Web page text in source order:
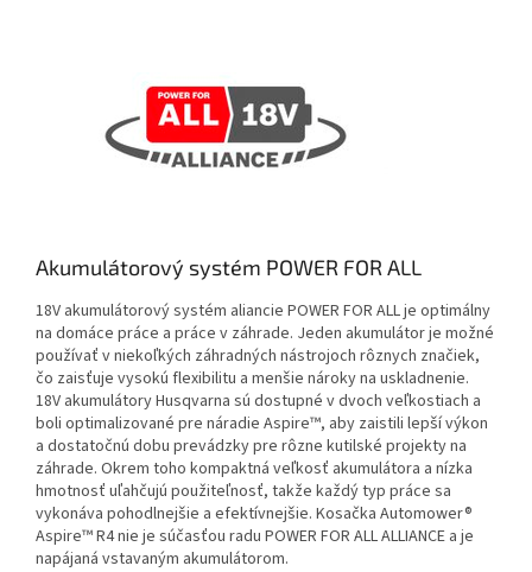
Akumulátorový systém POWER FOR ALL
18V akumulátorový systém aliancie POWER FOR ALL je optimálny
na domáce práce a práce v záhrade. Jeden akumulátor je možné
používať v niekoľkých záhradných nástrojoch rôznych značiek,
čo zaisťuje vysokú flexibilitu a menšie nároky na uskladnenie.
18V akumulátory Husqvarna sú dostupné v dvoch veľkostiach a
boli optimalizované pre náradie Aspire™, aby zaistili lepší výkon
a dostatočnú dobu prevádzky pre rôzne kutilské projekty na
záhrade. Okrem toho kompaktná veľkosť akumulátora a nízka
hmotnosť uľahčujú použiteľnosť, takže každý typ práce sa
vykonáva pohodlnejšie a efektívnejšie. Kosačka Automower®
Aspire™ R4 nie je súčasťou radu POWER FOR ALL ALLIANCE a je
napájaná vstavaným akumulátorom.